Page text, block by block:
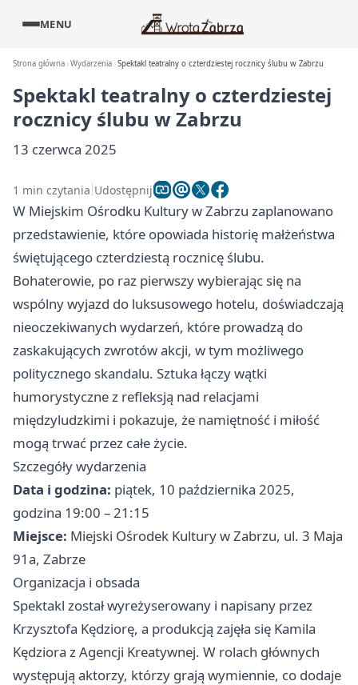
MENU
Strona główna Wydarzenia Spektakl teatralny o czterdziestej rocznicy ślubu w Zabrzu
Spektakl teatralny o czterdziestej
rocznicy ślubu w Zabrzu
13 czerwca 2025
1 min czytania Udostępnij
W Miejskim Ośrodku Kultury w Zabrzu zaplanowano
przedstawienie, które opowiada historię małżeństwa
świętującego czterdziestą rocznicę ślubu.
Bohaterowie, po raz pierwszy wybierając się na
wspólny wyjazd do luksusowego hotelu, doświadczają
nieoczekiwanych wydarzeń, które prowadzą do
zaskakujących zwrotów akcji, w tym możliwego
politycznego skandalu. Sztuka łączy wątki
humorystyczne z refleksją nad relacjami
międzyludzkimi i pokazuje, że namiętność i miłość
mogą trwać przez całe życie.
Szczegóły wydarzenia
Data i godzina: piątek, 10 października 2025,
godzina 19:00 – 21:15
Miejsce: Miejski Ośrodek Kultury w Zabrzu, ul. 3 Maja
91a, Zabrze
Organizacja i obsada
Spektakl został wyreżyserowany i napisany przez
Krzysztofa Kędziorę, a produkcją zajęła się Kamila
Kędziora z Agencji Kreatywnej. W rolach głównych
występują aktorzy, którzy grają wymiennie, co dodaje